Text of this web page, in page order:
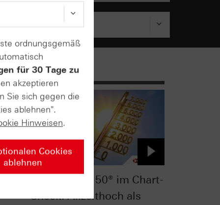
Euro STOXX 50® im Chart-
Check: Allzeithoch als
ordnungsgemäß
für 30 Tage zu
akzeptieren
Sie sich gegen die
ablehnen".
Hinweisen.
Cookies
ablehnen